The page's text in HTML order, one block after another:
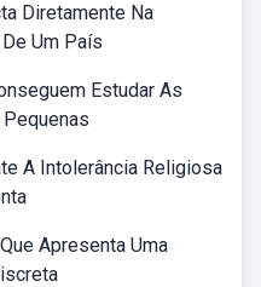
Diretamente Na
Um País
Estudar As
A Intolerância Religiosa
Apresenta Uma